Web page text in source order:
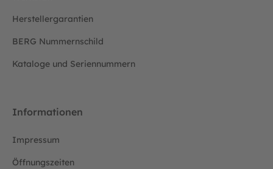
Herstellergarantien
BERG Nummernschild
Kataloge und Seriennummern
Informationen
Impressum
Öffnungszeiten